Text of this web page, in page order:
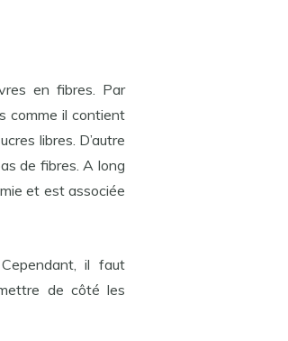
en fibres. Par
comme il contient
libres. D’autre
de fibres. A long
et est associée
il faut
de côté les